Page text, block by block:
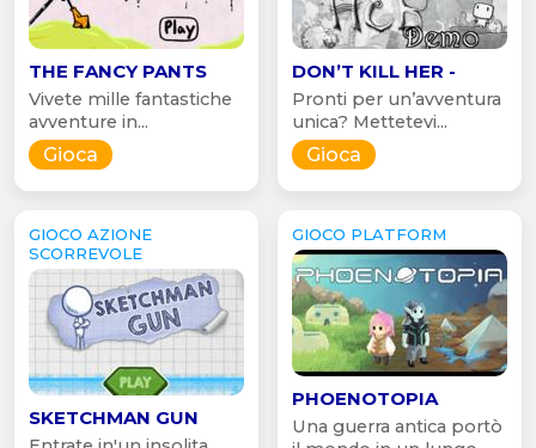
THE FANCY PANTS
Vivete mille fantastiche
avventure in...
Gioca
DON’T KILL HER -
Pronti per un’avventura
unica? Mettetevi...
Gioca
GIOCO AZIONE
SCORREVOLE
SKETCHMAN GUN
GIOCO PLATFORM
PHOENOTOPIA
Una guerra antica portò